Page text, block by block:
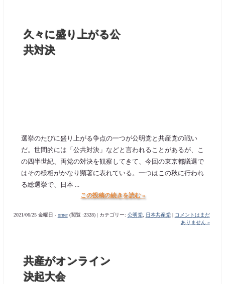
久々に盛り上がる公
共対決
選挙のたびに盛り上がる争点の一つが公明党と共産党の戦い
だ。世間的には「公共対決」などと言われることがあるが、こ
の四半世紀、両党の対決を観察してきて、今回の東京都議選で
はその様相がかなり顕著に表れている。一つはこの秋に行われ
る総選挙で、日本 ...
この投稿の続きを読む »
2021/06/25 金曜日 - orner(閲覧 :2328) | カテゴリー: 公明党, 日本共産党|
コメントはまだ
ありません »
共産がオンライン
決起大会